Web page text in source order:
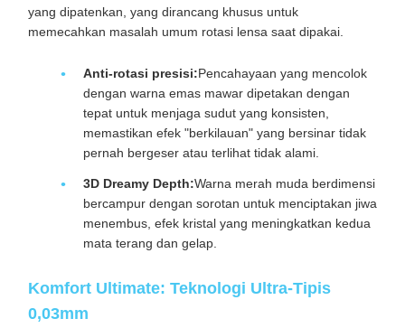
yang dipatenkan, yang dirancang khusus untuk
memecahkan masalah umum rotasi lensa saat dipakai.
Anti-rotasi presisi:Pencahayaan yang mencolok
dengan warna emas mawar dipetakan dengan
tepat untuk menjaga sudut yang konsisten,
memastikan efek "berkilauan" yang bersinar tidak
pernah bergeser atau terlihat tidak alami.
3D Dreamy Depth:Warna merah muda berdimensi
bercampur dengan sorotan untuk menciptakan jiwa
menembus, efek kristal yang meningkatkan kedua
mata terang dan gelap.
Komfort Ultimate: Teknologi Ultra-Tipis
0,03mm